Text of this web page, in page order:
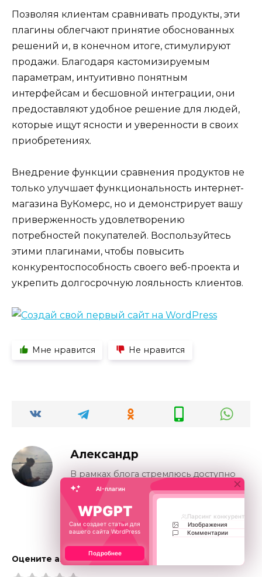
Позволяя клиентам сравнивать продукты, эти
плагины облегчают принятие обоснованных
решений и, в конечном итоге, стимулируют
продажи. Благодаря кастомизируемым
параметрам, интуитивно понятным
интерфейсам и бесшовной интеграции, они
предоставляют удобное решение для людей,
которые ищут ясности и уверенности в своих
приобретениях.
Внедрение функции сравнения продуктов не
только улучшает функциональность интернет-
магазина ВуКомерс, но и демонстрирует вашу
приверженность удовлетворению
потребностей покупателей. Воспользуйтесь
этими плагинами, чтобы повысить
конкурентоспособность своего веб-проекта и
укрепить долгосрочную лояльность клиентов.
Мне нравится Не нравится
Александр
В рамках блога стремлюсь доступно
передавать многолетний опыт по
созданию, технической поддержке,
безопасности и SEO-оптимизации
WordPress-сайтов.
Оцените автора
×
AI-плагин
WPGPT
Сам создает статьи для
вашего сайта WordPress
Парсинг конкурентов
Изображения
Подробнее